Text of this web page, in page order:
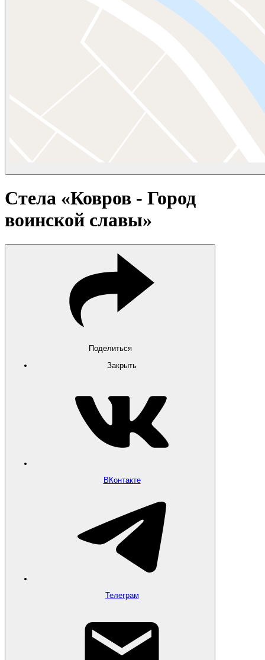
Стела «Ковров - Город
воинской славы»
Поделиться
Закрыть
ВКонтакте
Телеграм